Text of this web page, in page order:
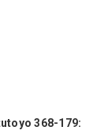
368-179: